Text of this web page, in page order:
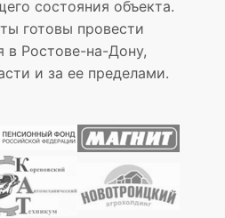
состояния объекта.
готовы провести
в Ростове-на-Дону,
и за ее пределами.